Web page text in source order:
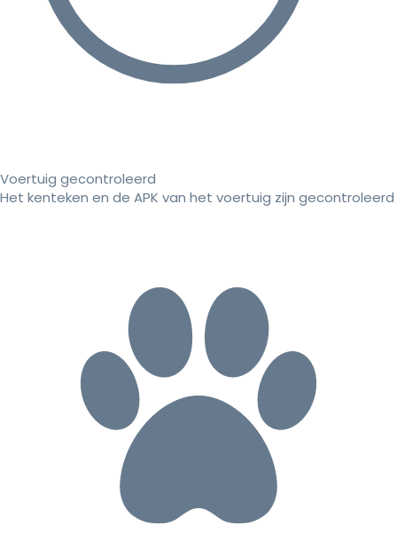
Voertuig gecontroleerd
Het kenteken en de APK van het voertuig zijn gecontroleerd